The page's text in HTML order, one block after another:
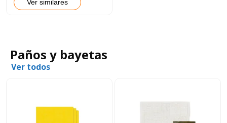
Ver similares
Paños y bayetas
Ver todos